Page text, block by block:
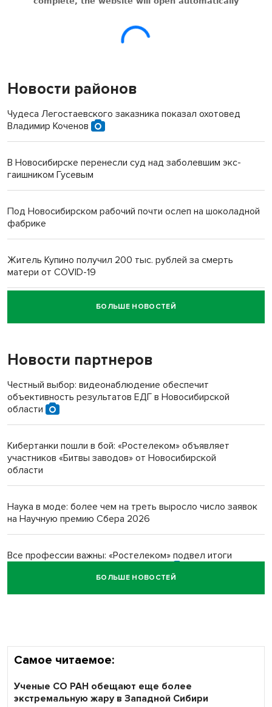
Новости районов
Чудеса Легостаевского заказника показал охотовед
Владимир Коченов
В Новосибирске перенесли суд над заболевшим экс-
гаишником Гусевым
Под Новосибирском рабочий почти ослеп на шоколадной
фабрике
Житель Купино получил 200 тыс. рублей за смерть
матери от COVID-19
Новосибирский суд наказал водителя за смерть
пенсионерки на вокзале
«Мы живём на пастбище!»: в новосибирском селе лошади
терроризируют жителей
Инвалид получил условный срок за избиение врачей
протезом под Новосибирском
Новосибирский преподаватель с женой вошли в топ-16
многодетных в России
Обновлённое отделение ВТБ открылось в Искитиме
БОЛЬШЕ НОВОСТЕЙ
Новости партнеров
Честный выбор: видеонаблюдение обеспечит
объективность результатов ЕДГ в Новосибирской
области
Кибертанки пошли в бой: «Ростелеком» объявляет
участников «Битвы заводов» от Новосибирской
области
Наука в моде: более чем на треть выросло число заявок
на Научную премию Сбера 2026
Все профессии важны: «Ростелеком» подвел итоги
БОЛЬШЕ НОВОСТЕЙ
Самое читаемое:
Ученые СО РАН обещают еще более
экстремальную жару в Западной Сибири